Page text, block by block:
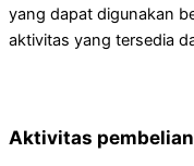
yang dapat digunakan
aktivitas yang tersedia
Aktivitas